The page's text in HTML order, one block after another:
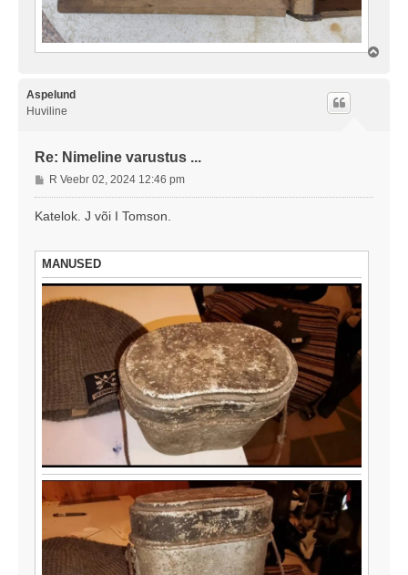
Aspelund
Huviline
Re: Nimeline varustus ...
P
o
s
t
u
R Veebr 02, 2024 12:46 pm
Katelok. J või I Tomson.
MANUSED